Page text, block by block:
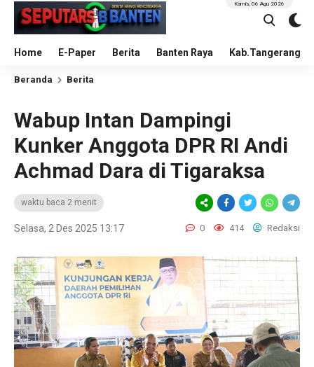
Home E-Paper Berita Banten Raya Kab.Tangerang
Kamis, 06 Agu 2026
Beranda Berita
Wabup Intan Dampingi
Kunker Anggota DPR RI Andi
Achmad Dara di Tigaraksa
waktu baca 2 menit
Selasa, 2 Des 2025 13:17 0 414 Redaksi